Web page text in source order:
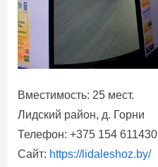
Вместимость: 25 мест.
Лидский район, д. Горни
Телефон: +375 154 611430
Сайт: https://lidaleshoz.by/